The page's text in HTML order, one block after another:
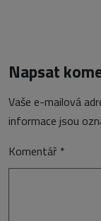
Napsat
Vaše e-mailová
informace jsou
Komentář *